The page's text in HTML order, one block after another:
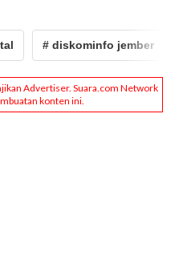
# diskominfo jember